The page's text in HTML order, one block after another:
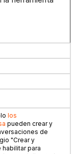
los
pueden crear y
de
"Crear y
para